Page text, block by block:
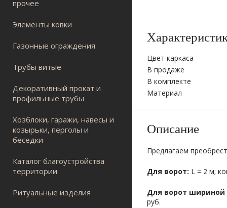
прочее
Элементы ковки
Газонные ограждения
Трубы витые
Декоративный прокат и
профильные трубы
Хозблоки, гаражи, навесы и
козырьки, перголы и
беседки
Каталог благоустройства
территории
Ритуальные изделия
Цвет каркаса
В продаже
В комплекте
Материал
Описание
Предлагаем
Для ворот: L = 2 м;
Для ворот шириной
руб.